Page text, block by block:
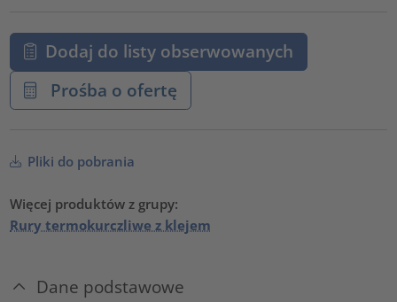
Dodaj do listy obserwowanych
Prośba o ofertę
Pliki do pobrania
Więcej produktów z grupy:
Rury termokurczliwe z klejem
Dane podstawowe